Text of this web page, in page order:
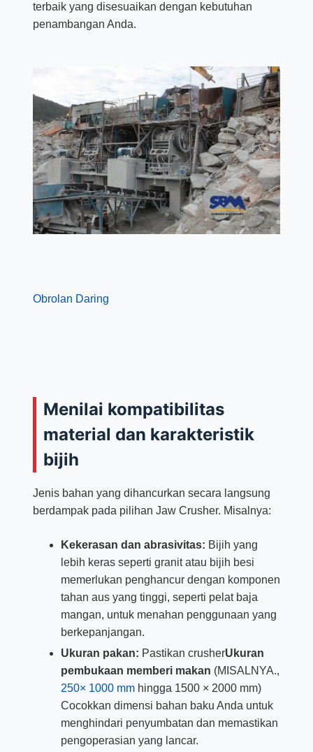
terbaik yang disesuaikan dengan kebutuhan
penambangan Anda.
Obrolan Daring
Menilai kompatibilitas
material dan karakteristik
bijih
Jenis bahan yang dihancurkan secara langsung
berdampak pada pilihan Jaw Crusher. Misalnya:
Kekerasan dan abrasivitas: Bijih yang
lebih keras seperti granit atau bijih besi
memerlukan penghancur dengan komponen
tahan aus yang tinggi, seperti pelat baja
mangan, untuk menahan penggunaan yang
berkepanjangan.
Ukuran pakan: Pastikan crusherUkuran
pembukaan memberi makan (MISALNYA.,
250× 1000 mmhingga 1500 × 2000 mm)
Cocokkan dimensi bahan baku Anda untuk
menghindari penyumbatan dan memastikan
pengoperasian yang lancar.